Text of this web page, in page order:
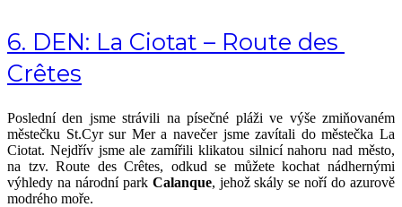
6. DEN: La Ciotat – Route des
Crêtes
Poslední den jsme strávili na písečné pláži ve výše zmiňovaném
městečku St.Cyr sur Mer a navečer jsme zavítali do městečka La
Ciotat. Nejdřív jsme ale zamířili klikatou silnicí nahoru nad město,
na tzv. Route des Crêtes, odkud se můžete kochat nádhernými
výhledy na národní park Calanque, jehož skály se noří do azurově
modrého moře.